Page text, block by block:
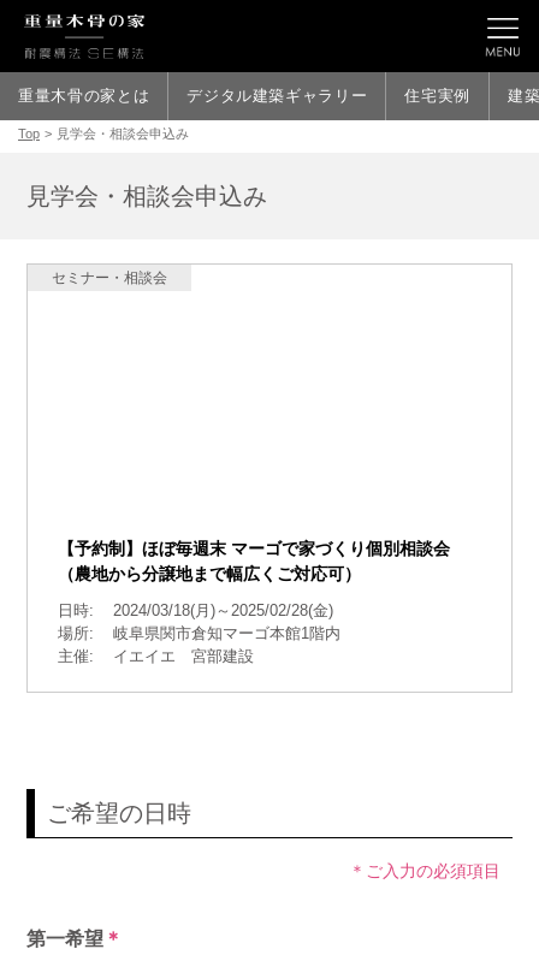
重量木骨の家とは デジタル建築ギャラリー 住宅実例 建
Top > 見学会・相談会申込み
見学会・相談会申込み
セミナー・相談会
【予約制】ほぼ毎週末 マーゴで家づくり個別相談会
（農地から分譲地まで幅広くご対応可）
日時:
2024/03/18(月)～2025/02/28(金)
場所:
岐阜県関市倉知マーゴ本館1階内
主催:
イエイエ 宮部建設
ご希望の日時
＊ご入力の必須項目
第一希望 ＊